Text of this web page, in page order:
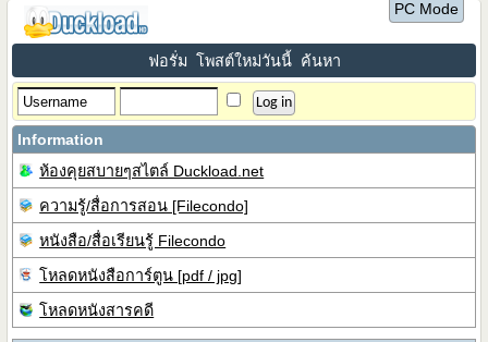
PC Mode
ฟอรั่ม โพสต์ใหม่วันนี้ ค้นหา
Information
ห้องคุยสบายๆสไตล์ Duckload.net
ความรู้/สื่อการสอน [Filecondo]
หนังสือ/สื่อเรียนรู้ Filecondo
โหลดหนังสือการ์ตูน [pdf / jpg]
โหลดหนังสารคดี